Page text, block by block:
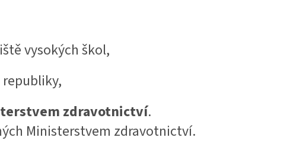
vysokých škol,
zdravotnictví.
Ministerstvem zdravotnictví.